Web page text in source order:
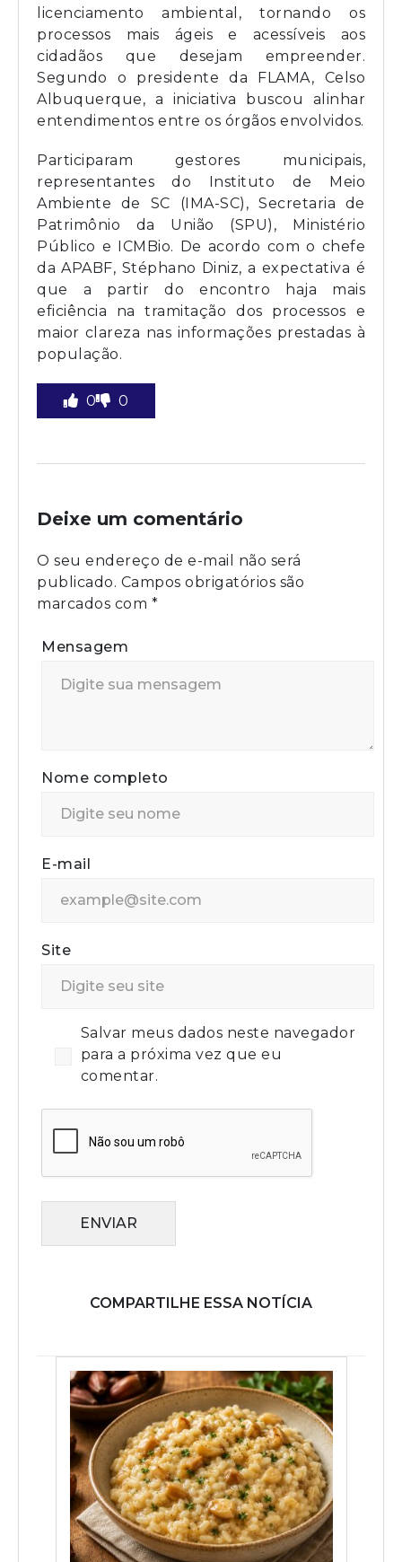
licenciamento ambiental, tornando os
processos mais ágeis e acessíveis aos
cidadãos que desejam empreender.
Segundo o presidente da FLAMA, Celso
Albuquerque, a iniciativa buscou alinhar
entendimentos entre os órgãos envolvidos.
Participaram gestores municipais,
representantes do Instituto de Meio
Ambiente de SC (IMA-SC), Secretaria de
Patrimônio da União (SPU), Ministério
Público e ICMBio. De acordo com o chefe
da APABF, Stéphano Diniz, a expectativa é
que a partir do encontro haja mais
eficiência na tramitação dos processos e
maior clareza nas informações prestadas à
população.
0 0
Deixe um comentário
O seu endereço de e-mail não será
publicado. Campos obrigatórios são
marcados com *
Mensagem
Nome completo
E-mail
Site
Salvar meus dados neste navegador
para a próxima vez que eu
comentar.
ENVIAR
COMPARTILHE ESSA NOTÍCIA